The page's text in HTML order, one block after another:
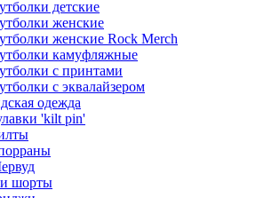
детские
женские
женские Rock Merch
камуфляжные
с принтами
с эквалайзером
одежда
'kilt pin'
шорты